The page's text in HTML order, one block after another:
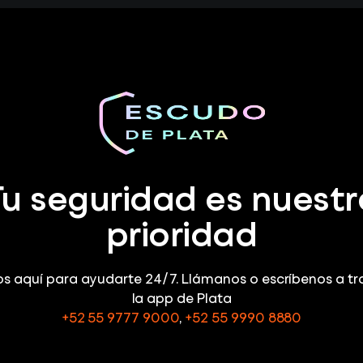
seguridad es
prioridad
aquí para ayudarte 24/7. Llámanos o escríbenos a
la app de Plata
+52 55 9777 9000, +52 55 9990 8880